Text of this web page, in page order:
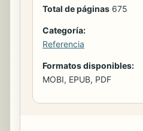
Total de páginas 675
Categoría:
Referencia
Formatos disponibles:
MOBI, EPUB, PDF